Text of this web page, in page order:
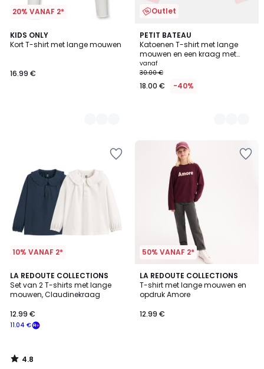
20% VANAF 2*
KIDS ONLY
Kort T-shirt met lange mouwen
16.99 €
2
Kleuren
Outlet
PETIT BATEAU
Katoenen T-shirt met lange
mouwen en een kraag met
ruches
vanaf
30.00 €
18.00 € -40%
2
Kleuren
10% VANAF 2*
LA REDOUTE COLLECTIONS
Set van 2 T-shirts met lange
mouwen, Claudinekraag
11.04 €
12.99 €
4.8
/ 5
4.8
/
50% VANAF 2*
LA REDOUTE COLLECTIONS
T-shirt met lange mouwen en
opdruk Amore
12.99 €